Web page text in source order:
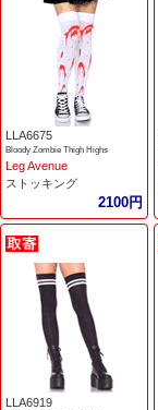
LLA6675
Bloody Zombie Thigh Highs
Leg Avenue
ストッキング
2100円
LLA6919